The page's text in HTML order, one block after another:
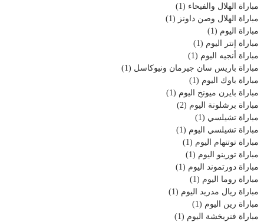
مباراة الهلال والفيحاء (1)
مباراة الهلال وصن داونز (1)
مباراة اليوم (1)
مباراة إنتر اليوم (1)
مباراة أنجيه اليوم (1)
مباراة باريس سان جيرمان ونيوكاسل (1)
مباراة باوك اليوم (1)
مباراة بايرن ميونخ اليوم (1)
مباراة برشلونة اليوم (2)
مباراة تشيلسي (1)
مباراة تشيلسي اليوم (1)
مباراة توتنهام اليوم (1)
مباراة تورينو اليوم (1)
مباراة دورتموند اليوم (1)
مباراة روما اليوم (1)
مباراة ريال مدريد اليوم (1)
مباراة رين اليوم (1)
مباراة فنربخشة اليوم (1)